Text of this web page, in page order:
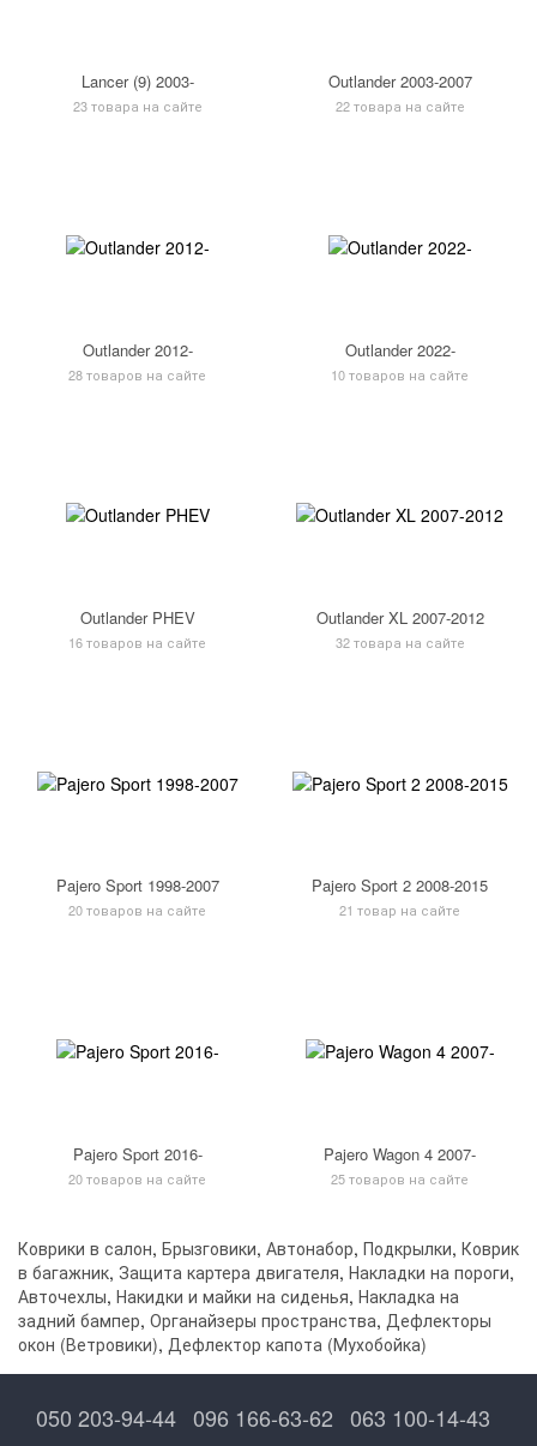
Lancer (9) 2003-
23 товара на сайте
Outlander 2003-2007
22 товара на сайте
Outlander 2012-
28 товаров на сайте
Outlander 2022-
10 товаров на сайте
Outlander PHEV
16 товаров на сайте
Outlander XL 2007-2012
32 товара на сайте
Pajero Sport 1998-2007
20 товаров на сайте
Pajero Sport 2 2008-2015
21 товар на сайте
Pajero Sport 2016-
20 товаров на сайте
Pajero Wagon 4 2007-
25 товаров на сайте
Коврики в салон, Брызговики, Автонабор, Подкрылки, Коврик
в багажник, Защита картера двигателя, Накладки на пороги,
Авточехлы, Накидки и майки на сиденья, Накладка на
задний бампер, Органайзеры пространства, Дефлекторы
окон (Ветровики), Дефлектор капота (Мухобойка)
050 203-94-44 096 166-63-62 063 100-14-43